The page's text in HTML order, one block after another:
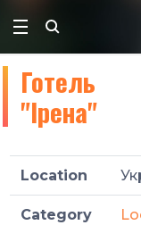
Готель
"Ірена"
Location
Category